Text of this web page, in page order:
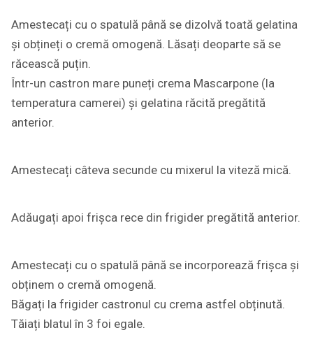
Amestecați cu o spatulă până se dizolvă toată gelatina
și obțineți o cremă omogenă. Lăsați deoparte să se
răcească puțin.
Într-un castron mare puneți crema Mascarpone (la
temperatura camerei) și gelatina răcită pregătită
anterior.
Amestecați câteva secunde cu mixerul la viteză mică.
Adăugați apoi frișca rece din frigider pregătită anterior.
Amestecați cu o spatulă până se incorporează frișca și
obținem o cremă omogenă.
Băgați la frigider castronul cu crema astfel obținută.
Tăiați blatul în 3 foi egale.